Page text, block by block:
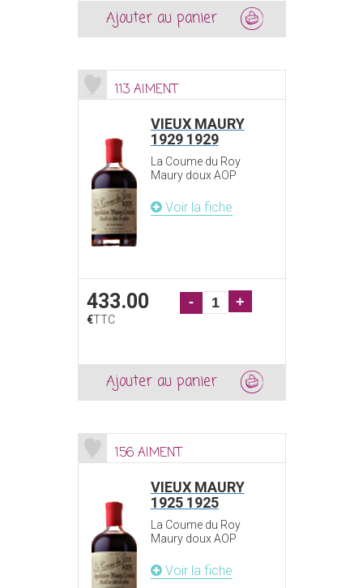
Ajouter au panier
113 AIMENT
VIEUX MAURY
1929 1929
La Coume du Roy
Maury doux AOP
Voir la fiche
433.00
€TTC
- +
Ajouter au panier
156 AIMENT
VIEUX MAURY
1925 1925
La Coume du Roy
Maury doux AOP
Voir la fiche